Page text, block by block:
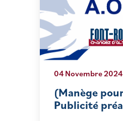
04 Novembre 2024
(Manège
Publicité